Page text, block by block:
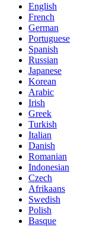
English
French
German
Portuguese
Spanish
Russian
Japanese
Korean
Arabic
Irish
Greek
Turkish
Italian
Danish
Romanian
Indonesian
Czech
Afrikaans
Swedish
Polish
Basque